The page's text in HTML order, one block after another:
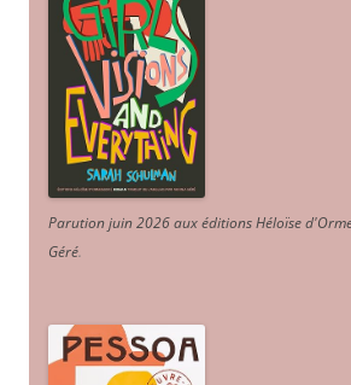
Parution juin 2026 aux éditions Héloïse
Géré.